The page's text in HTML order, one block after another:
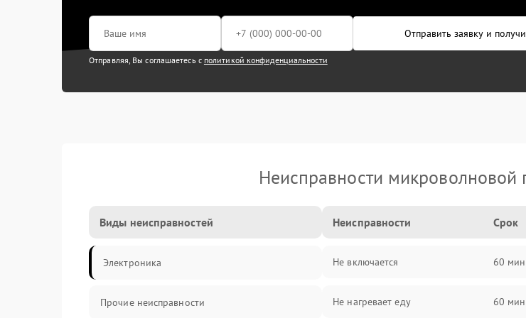
Отправить заявку и
Отправляя, Вы соглашаетесь с политикой конфиденциальности
Неисправности
Виды неисправностей
Электроника
Прочие неисправности
Неисправности Срок
Не включается 60 мин
Не нагревает еду 60 мин